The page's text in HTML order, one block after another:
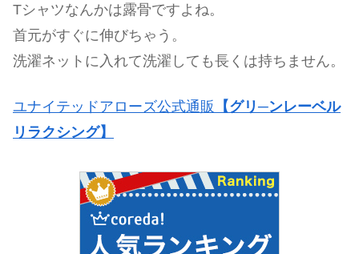
Tシャツなんかは露骨ですよね。
首元がすぐに伸びちゃう。
洗濯ネットに入れて洗濯しても長くは持ちません。
ユナイテッドアローズ公式通販 【グリ─ンレーベル
リラクシング】